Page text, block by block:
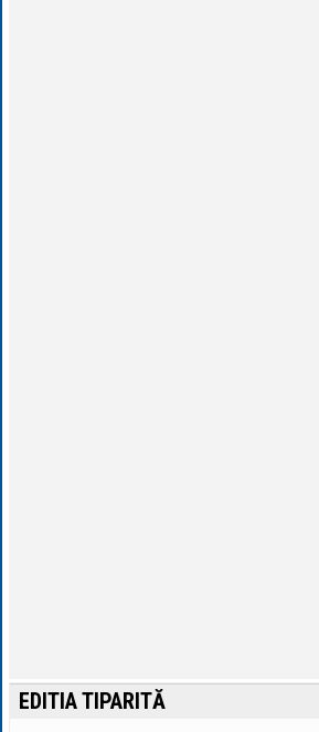
EDITIA TIPARITĂ